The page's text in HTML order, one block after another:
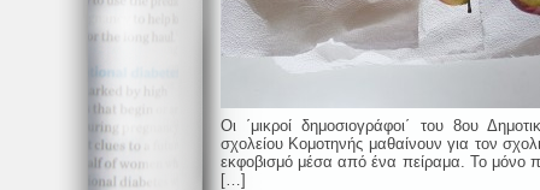
Οι ΄μικροί δημοσιογράφοι΄ του 8ου
σχολείου Κομοτηνής μαθαίνουν για τον
εκφοβισμό μέσα από ένα πείραμα. Το μόνο
[…]